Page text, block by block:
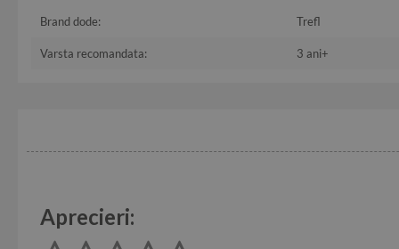
Brand dode: Trefl
Varsta recomandata: 3 ani+
Aprecieri: